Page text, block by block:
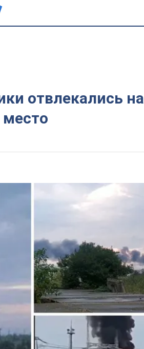
отвлекались на